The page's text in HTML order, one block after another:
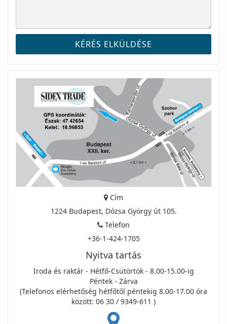
Cím
1224 Budapest, Dózsa György út 105.
Telefon
+36-1-424-1705
Nyitva tartás
Iroda és raktár - Hétfő-Csütörtök - 8.00-15.00-ig
Péntek - Zárva
(Telefonos elérhetőség hétfőtől péntekig 8.00-17.00 óra
között: 06 30 / 9349-611 )